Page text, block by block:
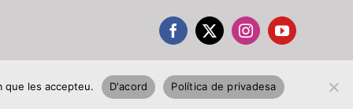
que les accepteu. D'acord Política de privadesa